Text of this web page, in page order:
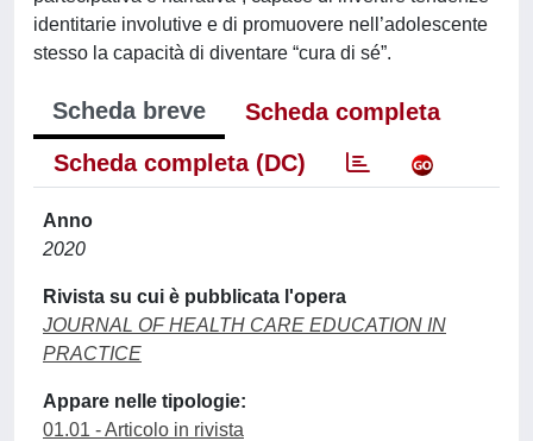
identitarie involutive e di promuovere nell’adolescente
stesso la capacità di diventare “cura di sé”.
Scheda breve
Scheda completa
Scheda completa (DC)
Anno
2020
Rivista su cui è pubblicata l'opera
JOURNAL OF HEALTH CARE EDUCATION IN
PRACTICE
Appare nelle tipologie:
01.01 - Articolo in rivista